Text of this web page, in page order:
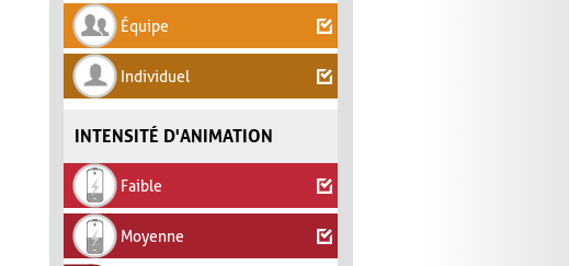
Équipe
Individuel
INTENSITÉ D'ANIMATION
Faible
Moyenne